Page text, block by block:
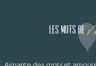
Les mots de